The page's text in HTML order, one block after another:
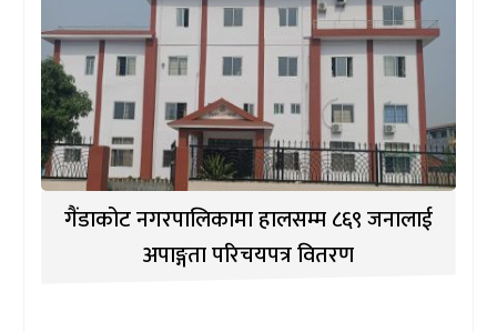
गैंडाकोट नगरपालिकामा हालसम्म ८६९ जनालाई
अपाङ्गता परिचयपत्र वितरण